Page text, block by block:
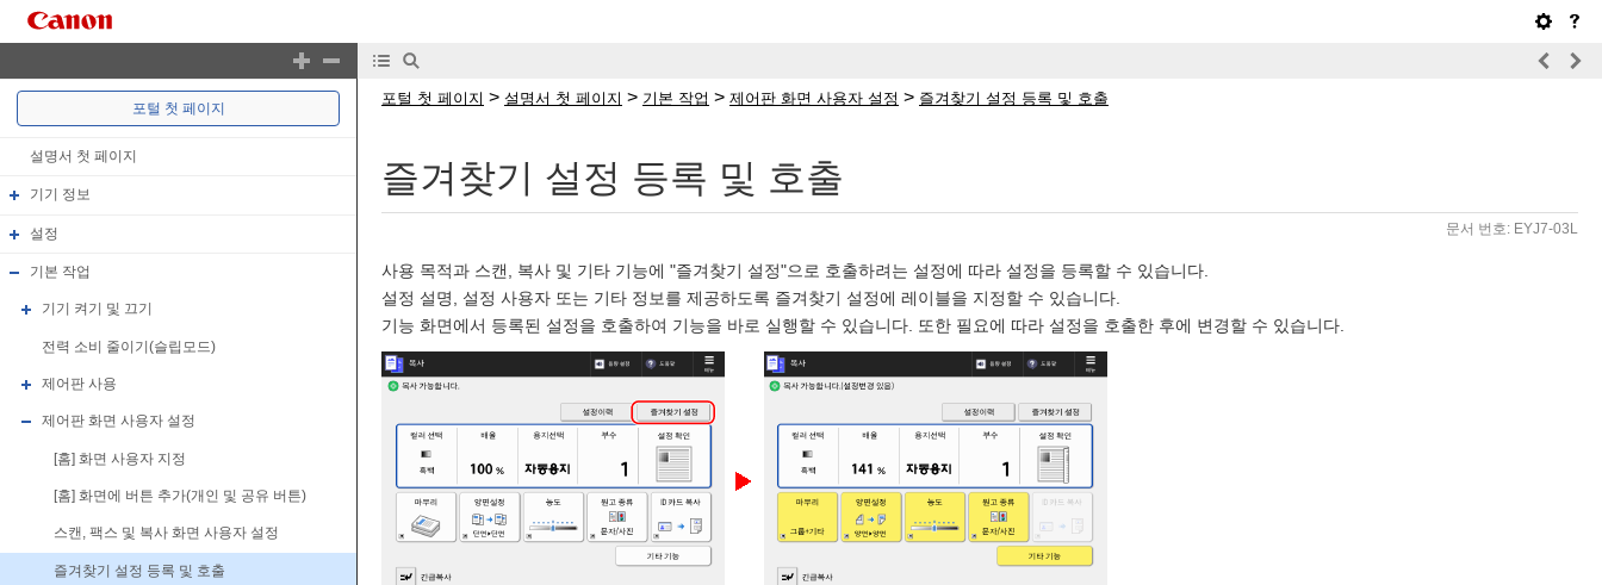
포털 첫 페이지
설명서 첫 페이지
기기 정보
설정
기본 작업
기기 켜기 및 끄기
전력 소비 줄이기(슬립모드)
제어판 사용
제어판 화면 사용자 설정
[홈] 화면 사용자 지정
[홈] 화면에 버튼 추가(개인 및 공유 버튼)
스캔, 팩스 및 복사 화면 사용자 설정
즐겨찾기 설정 등록 및 호출
포털 첫 페이지 > 설명서 첫 페이지 > 기본 작업 > 제어판 화면 사용자 설정 > 즐겨찾기 설정 등록 및 호출
즐겨찾기 설정 등록 및 호출
문서 번호: EYJ7-03L
사용 목적과 스캔, 복사 및 기타 기능에 "즐겨찾기 설정"으로 호출하려는 설정에 따라 설정을 등록할 수 있습니다.
설정 설명, 설정 사용자 또는 기타 정보를 제공하도록 즐겨찾기 설정에 레이블을 지정할 수 있습니다.
기능 화면에서 등록된 설정을 호출하여 기능을 바로 실행할 수 있습니다. 또한 필요에 따라 설정을 호출한 후에 변경할 수 있습니다.